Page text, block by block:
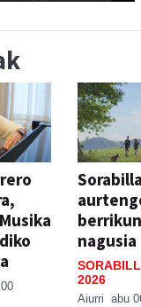
nagusia
2026
Aiurri abu